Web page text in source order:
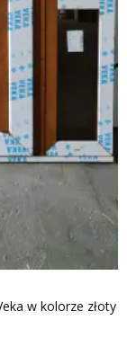
w kolorze złoty